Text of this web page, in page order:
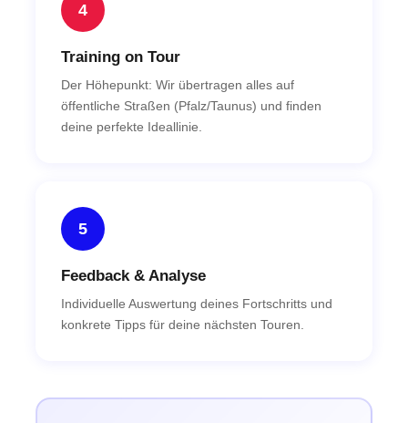
4
Training on Tour
Der Höhepunkt: Wir übertragen alles auf
öffentliche Straßen (Pfalz/Taunus) und finden
deine perfekte Ideallinie.
5
Feedback & Analyse
Individuelle Auswertung deines Fortschritts und
konkrete Tipps für deine nächsten Touren.